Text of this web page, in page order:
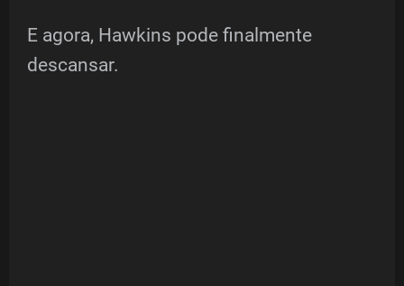
E agora, Hawkins pode finalmente
descansar.